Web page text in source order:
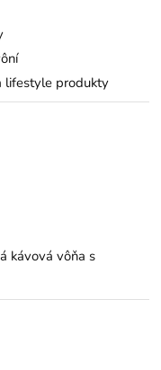
lifestyle produkty
kávová vôňa s